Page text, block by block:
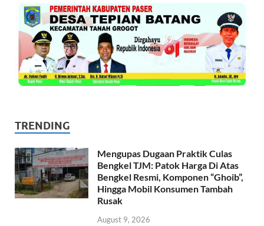
TRENDING
Mengupas Dugaan Praktik Culas
Bengkel TJM: Patok Harga Di Atas
Bengkel Resmi, Komponen “Ghoib”,
Hingga Mobil Konsumen Tambah
Rusak
August 9, 2026